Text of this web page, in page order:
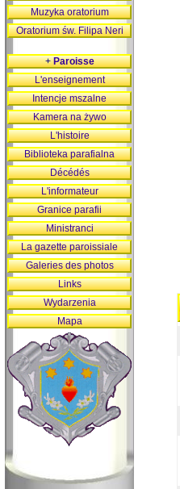
Muzyka oratorium
Oratorium św. Filipa Neri
+Paroisse
L'enseignement
Intencje mszalne
Kamera na żywo
L'histoire
Biblioteka parafialna
Décédés
L'informateur
Granice parafii
Ministranci
La gazette paroissiale
Galeries des photos
Links
Wydarzenia
Mapa